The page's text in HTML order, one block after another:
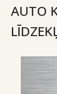
AUTO